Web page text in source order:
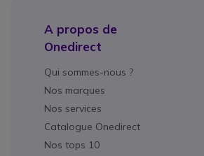
A propos de
Onedirect
Qui sommes-nous ?
Nos marques
Nos services
Catalogue Onedirect
Nos tops 10